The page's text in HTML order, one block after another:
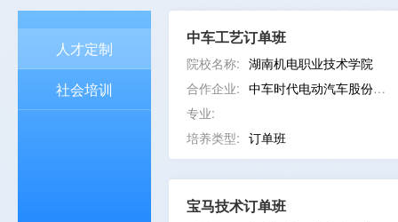
人才定制
社会培训
中车工艺订单班
院校名称: 湖南机电职业技术学院
合作企业: 中车时代电动汽车股份有限公司
专业:
培养类型: 订单班
宝马技术订单班